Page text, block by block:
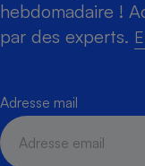
hebdomadaire !
par des experts.
Adresse mail